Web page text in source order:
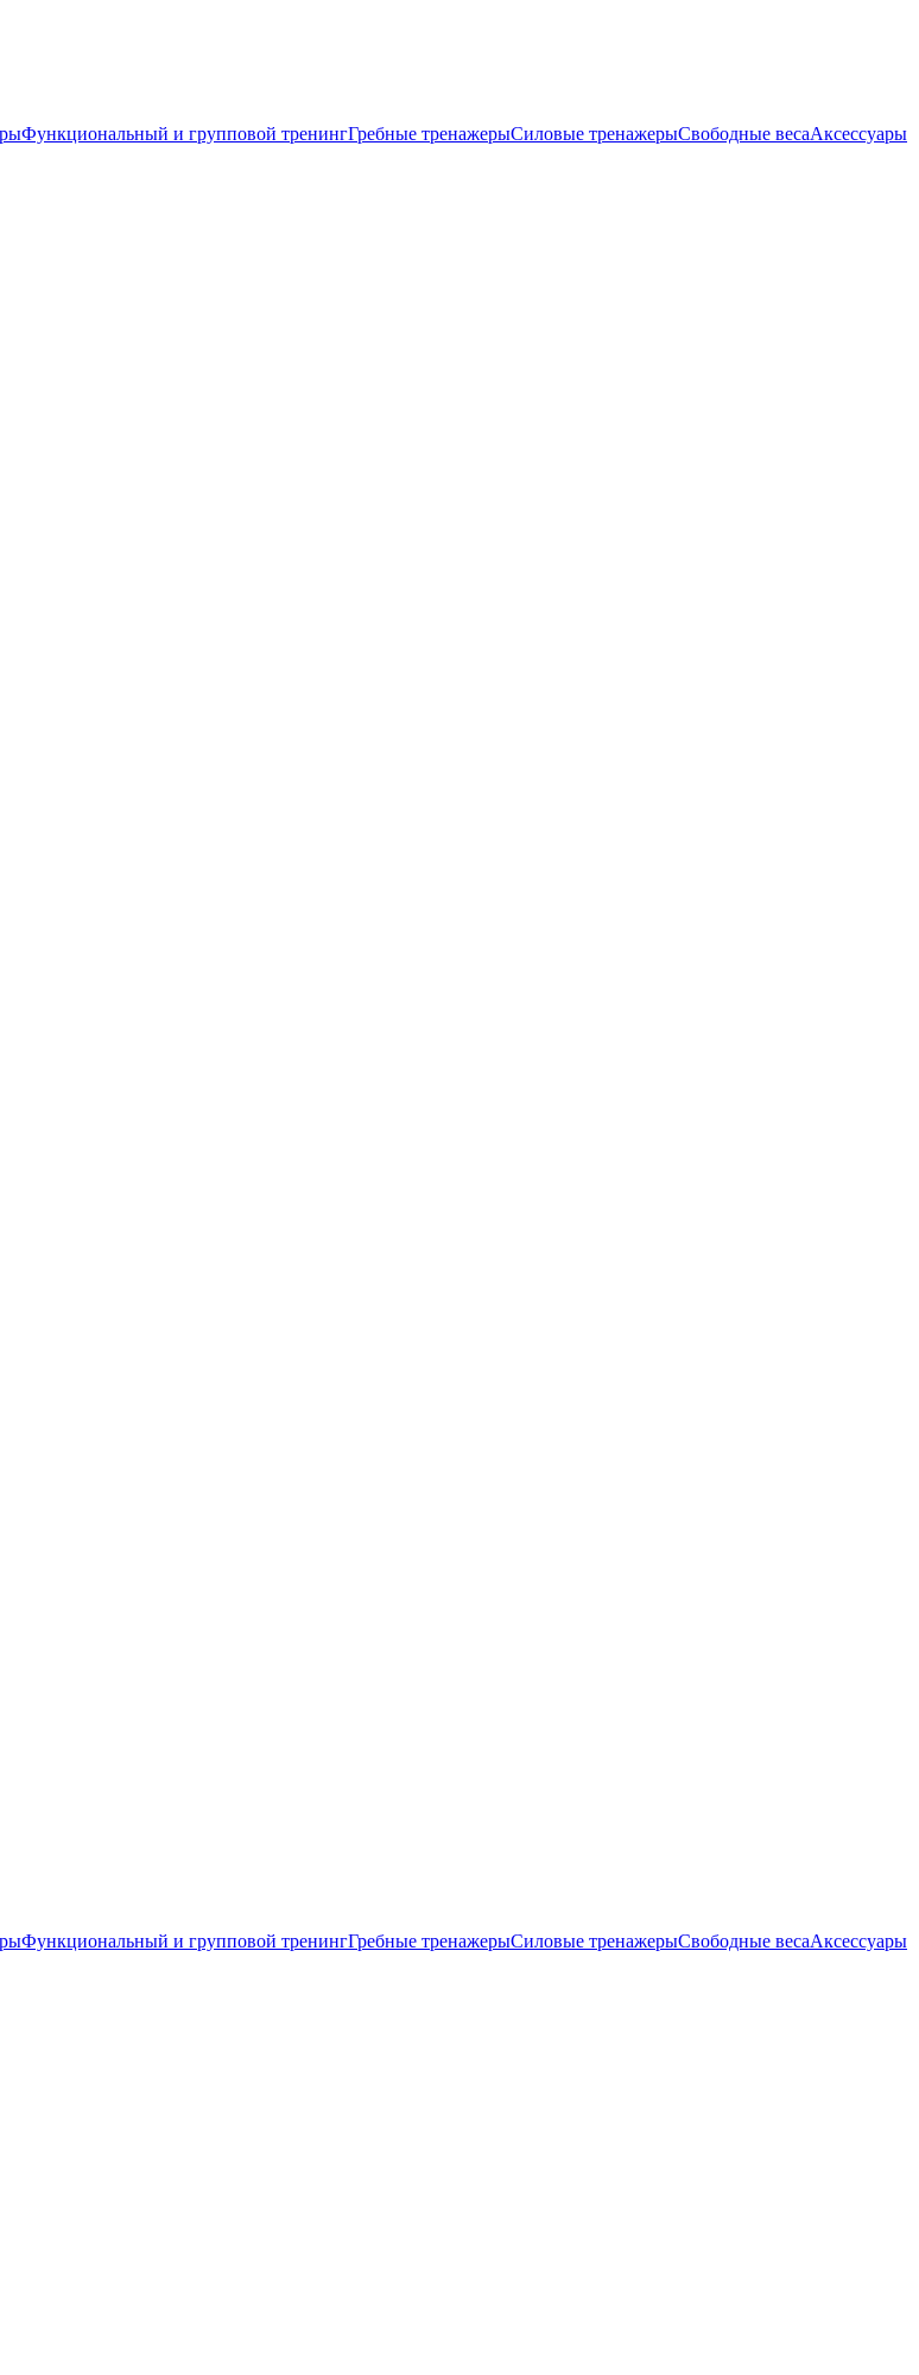
Функциональный и групповой тренингГребные тренажерыСиловые тренажерыСвободные весаАксессуары
Функциональный и групповой тренингГребные тренажерыСиловые тренажерыСвободные весаАксессуары